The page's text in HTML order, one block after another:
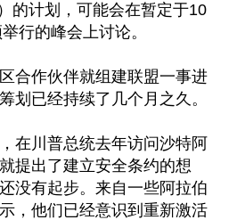
的计划，可能会在暂定于10
行的峰会上讨论。
合作伙伴就组建联盟一事进
划已经持续了几个月之久。
在川普总统去年访问沙特阿
提出了建立安全条约的想
没有起步。来自一些阿拉伯
，他们已经意识到重新激活